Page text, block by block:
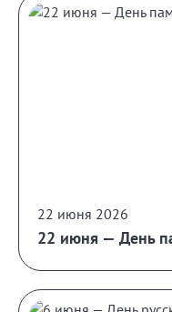
22 июня 2026
22 июня — День